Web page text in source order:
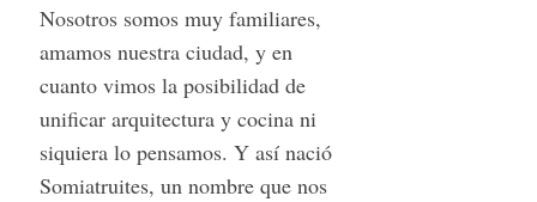
Nosotros somos muy familiares,
amamos nuestra ciudad, y en
cuanto vimos la posibilidad de
unificar arquitectura y cocina ni
siquiera lo pensamos. Y así nació
Somiatruites, un nombre que nos